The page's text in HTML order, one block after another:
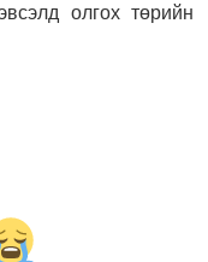
олгох төрийн